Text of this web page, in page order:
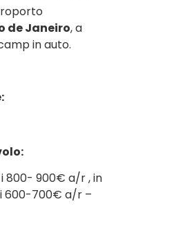
de Janeiro, a
in auto.
800- 900€ a/r , in
600-700€ a/r –